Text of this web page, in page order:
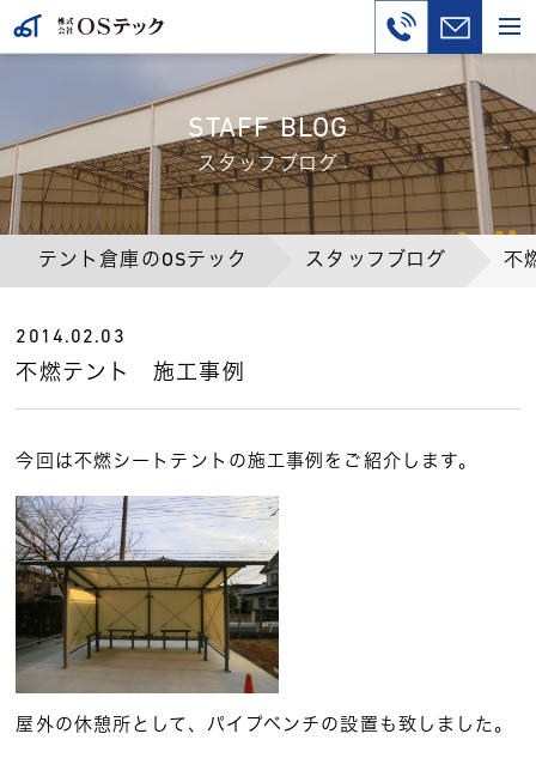
STAFF BLOG
スタッフブログ
テント倉庫のOSテック スタッフブログ 不
2014.02.03
不燃テント 施工事例
今回は不燃シートテントの施工事例をご紹介します。
屋外の休憩所として、パイプベンチの設置も致しました。